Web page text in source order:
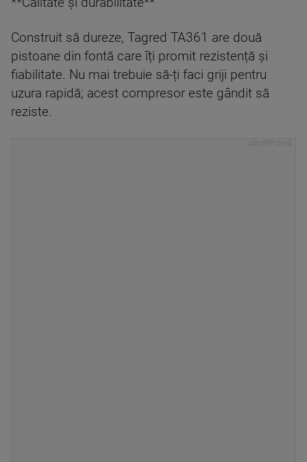
Construit să dureze, Tagred TA361 are două
pistoane din fontă care îți promit rezistență și
fiabilitate. Nu mai trebuie să-ți faci griji pentru
uzura rapidă; acest compresor este gândit să
reziste.